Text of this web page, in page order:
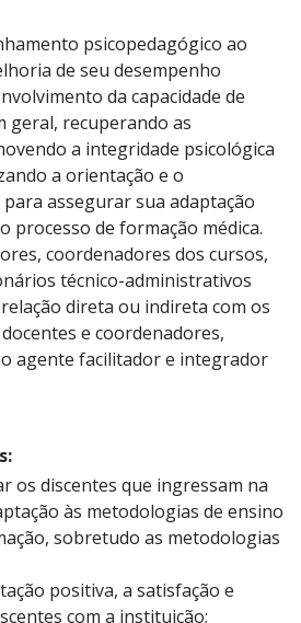
psicopedagógico ao
de seu desempenho
da capacidade de
geral, recuperando as
a integridade psicológica
a orientação e o
assegurar sua adaptação
processo de formação médica.
coordenadores dos cursos,
técnico-administrativos
direta ou indireta com os
e coordenadores,
agente facilitador e integrador
os discentes que ingressam na
às metodologias de ensino
sobretudo as metodologias
positiva, a satisfação e
com a instituição;